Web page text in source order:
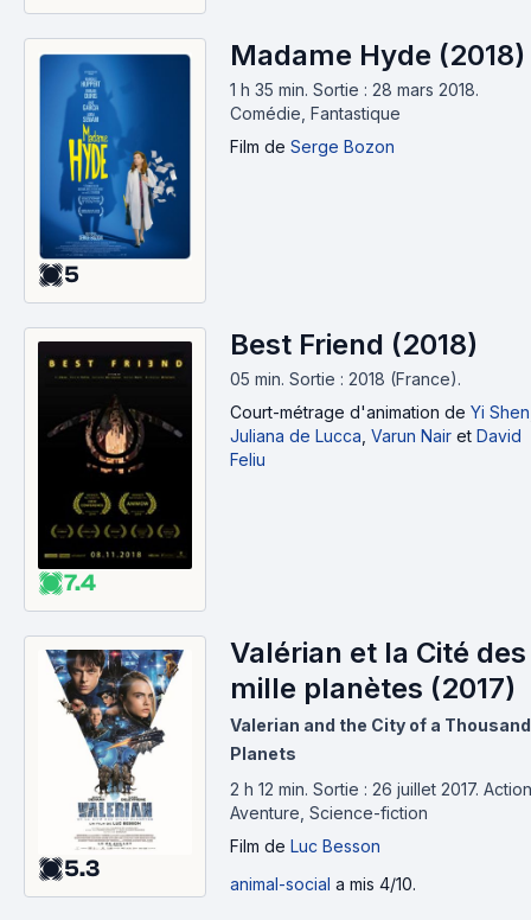
5
Madame Hyde (2018)
1 h 35 min. Sortie : 28 mars 2018.
Comédie, Fantastique
Film de Serge Bozon
7.4
Best Friend (2018)
05 min. Sortie : 2018 (France).
Court-métrage d'animation de Yi Shen
Juliana de Lucca Varun Nair et David
Feliu
5.3
Valérian et la Cité des
mille planètes (2017)
Valerian and the City of a Thousand
Planets
2 h 12 min. Sortie : 26 juillet 2017.
Aventure, Science-fiction
Film de Luc Besson
animal-social a mis 4/10.